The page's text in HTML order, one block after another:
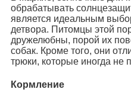
обрабатывать
является идеальным
детвора. Питомцы этой
дружелюбны, порой их
собак. Кроме того, они
трюки, которые иногда не
Кормление